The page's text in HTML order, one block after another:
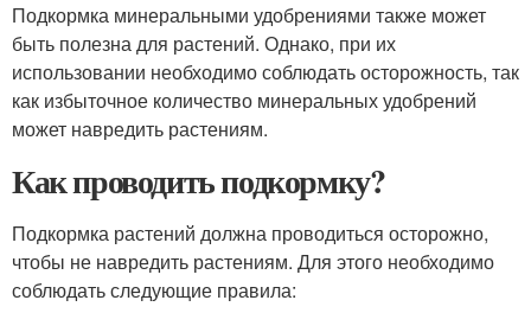
Подкормка минеральными удобрениями также может
быть полезна для растений. Однако, при их
использовании необходимо соблюдать осторожность, так
как избыточное количество минеральных удобрений
может навредить растениям.
Как проводить подкормку?
Подкормка растений должна проводиться осторожно,
чтобы не навредить растениям. Для этого необходимо
соблюдать следующие правила: